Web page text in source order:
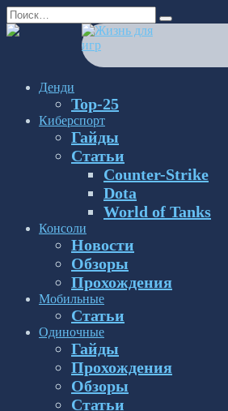
Перейти
к
Search
for:
Денди
Top-25
Киберспорт
Гайды
Статьи
Counter-Strike
Dota
World of Tanks
Консоли
Новости
Обзоры
Прохождения
Мобильные
Статьи
Одиночные
Гайды
Прохождения
Обзоры
Статьи